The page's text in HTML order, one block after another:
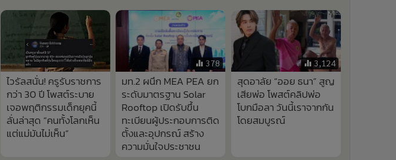
ไวรัลสนั่น! ครูรับราชการ
กว่า 30 ปี โพสต์ระบาย
เจอพฤติกรรมเด็กยุคนี้
ลั่นล่าสุด “คนทั้งโลกเห็น
แต่แม่มันไม่เห็น”
378
มท.2 ผนึก MEA PEA ยก
ระดับมาตรฐาน Solar
Rooftop เปิดรับขึ้น
ทะเบียนผู้ประกอบการติด
ตั้งและอุปกรณ์ สร้าง
ความมั่นใจประชาชน
3,124
สุดอาลัย “ออย ธนา” สูญ
เสียพ่อ โพสต์คลิปพ่อ
โบกมือลา วันนี้เราจากกัน
โดยสมบูรณ์